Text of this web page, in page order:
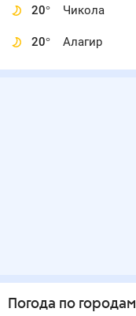
20° Чикола
20° Алагир
Погода по городам